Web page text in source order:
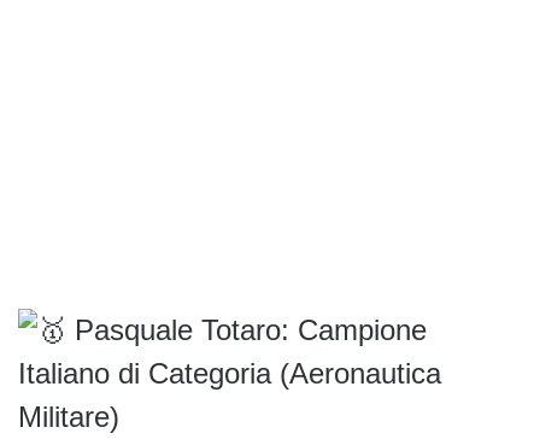
Pasquale Totaro: Campione
Italiano di Categoria (Aeronautica
Militare)